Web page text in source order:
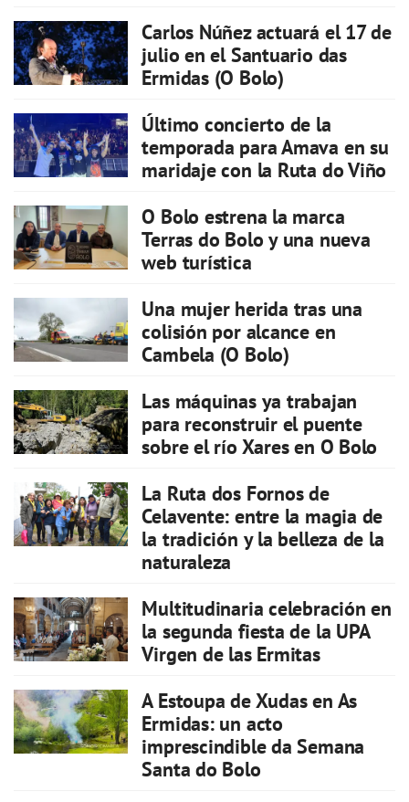
Carlos Núñez actuará el 17 de
julio en el Santuario das
Ermidas (O Bolo)
Último concierto de la
temporada para Amava en su
maridaje con la Ruta do Viño
O Bolo estrena la marca
Terras do Bolo y una nueva
web turística
Una mujer herida tras una
colisión por alcance en
Cambela (O Bolo)
Las máquinas ya trabajan
para reconstruir el puente
sobre el río Xares en O Bolo
La Ruta dos Fornos de
Celavente: entre la magia de
la tradición y la belleza de la
naturaleza
Multitudinaria celebración en
la segunda fiesta de la UPA
Virgen de las Ermitas
A Estoupa de Xudas en As
Ermidas: un acto
imprescindible da Semana
Santa do Bolo